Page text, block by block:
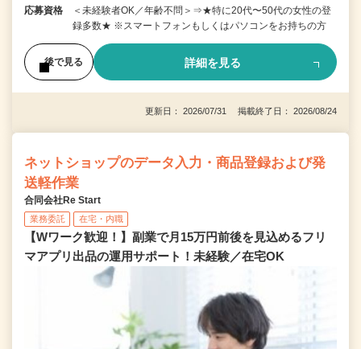
応募資格
＜未経験者OK／年齢不問＞⇒★特に20代〜50代の女性の登
録多数★ ※スマートフォンもしくはパソコンをお持ちの方
後で見る 詳細を見る
更新日： 2026/07/31 掲載終了日： 2026/08/24
ネットショップのデータ入力・商品登録および発
送軽作業
合同会社Re Start
業務委託 在宅・内職
【Wワーク歓迎！】副業で月15万円前後を見込めるフリ
マアプリ出品の運用サポート！未経験／在宅OK